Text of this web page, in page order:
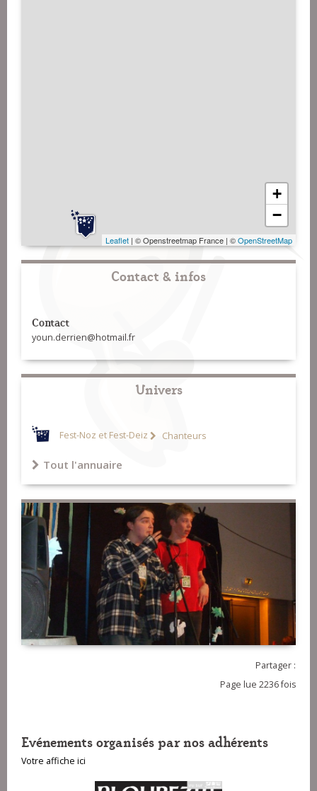
+
−
Leaflet | © Openstreetmap France | ©OpenStreetMap
Contact & infos
Contact
youn.derrien@hotmail.fr
Univers
Fest-Noz et Fest-Deiz Chanteurs
Tout l'annuaire
Partager :
Page lue 2236 fois
Evénements organisés par nos adhérents
Votre affiche ici